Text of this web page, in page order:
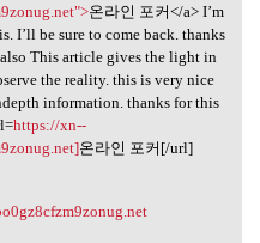
온라인 포커</a> I’m
I’ll be sure to come back. thanks
This article gives the light in
the reality. this is very nice
information. thanks for this
https://xn--
온라인 포커[/url]